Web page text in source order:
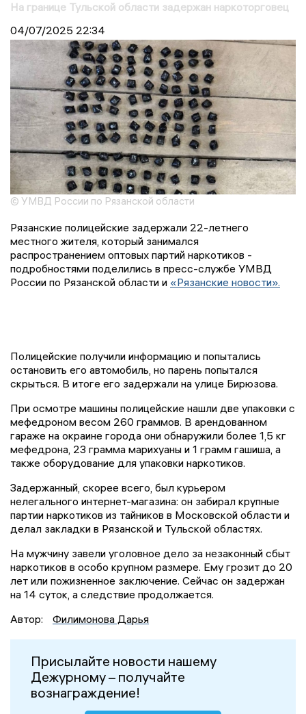
На границе Тульской области задержан наркоторговец
04/07/2025 22:34
© УМВД России по Рязанской области
Рязанские полицейские задержали 22-летнего
местного жителя, который занимался
распространением оптовых партий наркотиков -
подробностями поделились в пресс-службе УМВД
России по Рязанской области и «Рязанские новости».
Полицейские получили информацию и попытались
остановить его автомобиль, но парень попытался
скрыться. В итоге его задержали на улице Бирюзова.
При осмотре машины полицейские нашли две упаковки с
мефедроном весом 260 граммов. В арендованном
гараже на окраине города они обнаружили более 1,5 кг
мефедрона, 23 грамма марихуаны и 1 грамм гашиша, а
также оборудование для упаковки наркотиков.
Задержанный, скорее всего, был курьером
нелегального интернет-магазина: он забирал крупные
партии наркотиков из тайников в Московской области и
делал закладки в Рязанской и Тульской областях.
На мужчину завели уголовное дело за незаконный сбыт
наркотиков в особо крупном размере. Ему грозит до 20
лет или пожизненное заключение. Сейчас он задержан
на 14 суток, а следствие продолжается.
Автор:
Филимонова Дарья
Присылайте новости нашему
Дежурному – получайте
вознаграждение!